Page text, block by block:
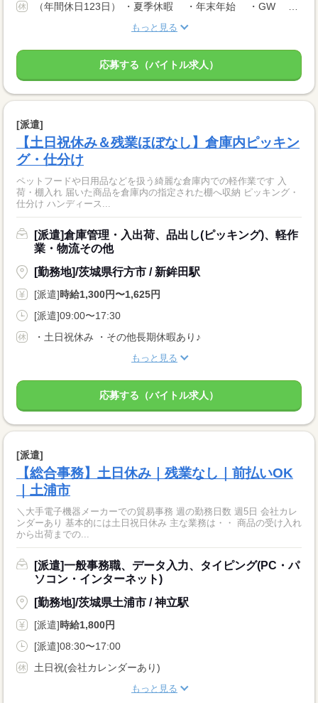
（年間休日123日） ・夏季休暇 ・年末年始 ・GW ・年次有給休暇
もっと見る
応募する（バイトル求人）
[派遣]
【土日祝休み＆残業ほぼなし】倉庫内ピッキン
グ・仕分け
ペットフードや日用品などを扱う綺麗な倉庫内での軽作業です 入
荷・棚入れ 届いた商品を倉庫内の指定された棚へ収納 ピッキング・
仕分け ハンディース...
[派遣]倉庫管理・入出荷、品出し(ピッキング)、軽作
業・物流その他
[勤務地]/茨城県行方市 / 新鉾田駅
[派遣]時給1,300円〜1,625円
[派遣]09:00〜17:30
・土日祝休み ・その他長期休暇あり♪
もっと見る
応募する（バイトル求人）
[派遣]
【総合事務】土日休み｜残業なし｜前払いOK
｜土浦市
＼大手電子機器メーカーでの貿易事務 週の勤務日数 週5日 会社カレ
ンダーあり 基本的には土日祝日休み 主な業務は・・ 商品の受け入れ
から出荷までの...
[派遣]一般事務職、データ入力、タイピング(PC・パ
ソコン・インターネット)
[勤務地]/茨城県土浦市 / 神立駅
[派遣]時給1,800円
[派遣]08:30〜17:00
土日祝(会社カレンダーあり)
もっと見る